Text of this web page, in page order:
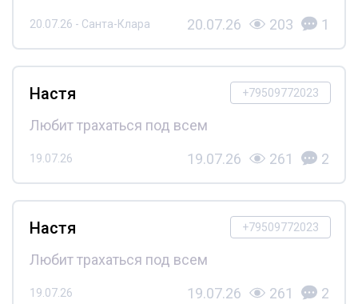
20.07.26 - Санта-Клара 20.07.26 203 1
+79509772023
Настя
Любит трахаться под всем
19.07.26 19.07.26 261 2
+79509772023
Настя
Любит трахаться под всем
19.07.26 19.07.26 261 2